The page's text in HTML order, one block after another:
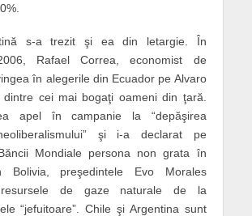
s-a trezit şi ea din letargie. În
Rafael Correa, economist de
în alegerile din Ecuador pe Alvaro
dintre cei mai bogaţi oameni din ţară.
apel în campanie la “depăşirea
şi i-a declarat pe
Mondiale persona non grata în
preşedintele Evo Morales
resursele de gaze naturale de la
“jefuitoare”. Chile şi Argentina sunt